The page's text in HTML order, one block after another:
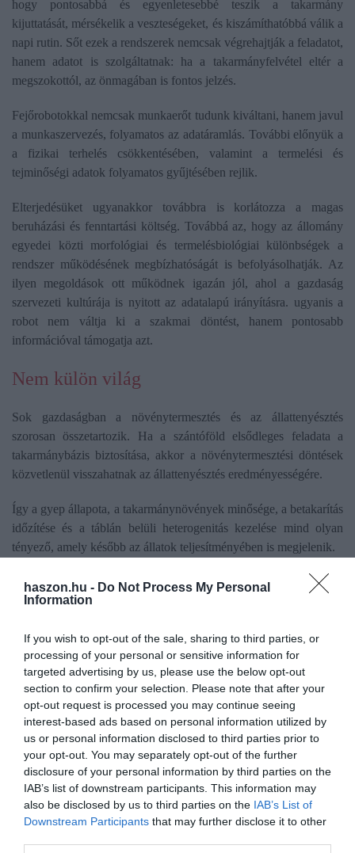
haszon.hu - Do Not Process My Personal
Information
If you wish to opt-out of the sale, sharing to third parties, or
processing of your personal or sensitive information for
targeted advertising by us, please use the below opt-out
section to confirm your selection. Please note that after your
opt-out request is processed you may continue seeing
interest-based ads based on personal information utilized by
us or personal information disclosed to third parties prior to
your opt-out. You may separately opt-out of the further
disclosure of your personal information by third parties on the
IAB’s list of downstream participants. This information may
also be disclosed by us to third parties on the IAB’s List of
Downstream Participants that may further disclose it to other
hogy pontosabbá és egyenletesebbé teszik a takarmány
kijuttatását, mérsékelik a veszteségeket, és kiszámíthatóbbá válik a
napi rutin. Sőt ezek a rendszerek nemcsak végrehajtják a feladatot,
hanem adatot is szolgáltatnak: ha a takarmányfelvétel eltér a
megszokottól, az önmagában is fontos jelzés.
Fejőrobotokkal nemcsak munkaerőt tudunk kiváltani, hanem javul
a munkaszervezés, folyamatos az adatáramlás. További előnyük a
a fizikai terhelés csökkentésében, valamint a termelési és
tejminőségi adatok folyamatos gyűjtésében rejlik.
Elterjedésüket ugyanakkor továbbra is korlátozza a magas
beruházási és fenntartási költség. Továbbá az, hogy az állomány
egyedei közti morfológiai és termelésbiológiai különbségek a
rendszer működésének megbízhatóságát is befolyásolhatják. Az
ilyen megoldások ott működnek igazán jól, ahol a gazdaság
szervezeti kultúrája is nyitott az adatalapú irányításra. ugyanis a
robot nem váltja ki a szakmai döntést, hanem pontosabb
információval támogatja azt.
Nem külön világ
Sok gazdaságban a növénytermesztés és az állattenyésztés
szorosan összetartozik. Ha a szántóföld elsődleges feladata a
takarmánybázis biztosítása, akkor a növénytermesztési döntések
közvetlenül visszahatnak az állattenyésztés eredményességére.
Így a gyep állapota, a takarmánynövények minősége, a betakarítás
időzítése és a táblán belüli heterogenitás kezelése mind olyan
tényező, amely később az állatok teljesítményében is megjelenik.
Éppen ezért a korszerű technológiákat nem célszerű ágazati
szigetekben értelmezni. A drónos állományfelmérés, a differenciált
takarmányvizsgálat ugyanannak az integrált rendszernek a része,
amelyben a szántóföld, a legelő, a takarmány és az állat
összekapcsolt döntési láncot alkot.
Feltételek
Azt mutatják a tapasztalatok, hogy egy új megoldás akkor válik
valódi előnnyé, ha három feltétel egyszerre teljesül. Először is
mérhető problémára kell választ adnia: például csökkenti a
veszteséget, gyorsítja a felismerést vagy javít az inputfelhasználás